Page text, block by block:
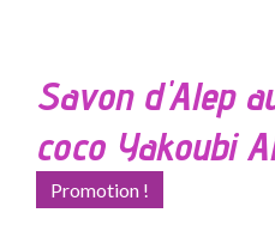
Savon d'Alep
coco Yakoubi
Promotion !